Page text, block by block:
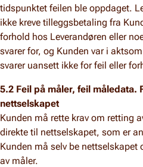
tidspunktet feilen ble oppdaget.
ikke kreve tilleggsbetaling fra
forhold hos Leverandøren eller
svarer for, og Kunden var i
svarer uansett ikke for feil eller
5.2 Feil på måler, feil måledata.
nettselskapet
Kunden må rette krav om retting
direkte til nettselskapet, som er
Kunden må selv be nettselskapet
av måler.